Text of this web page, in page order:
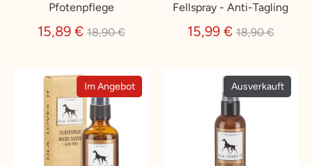
Pfotenpflege
15,89 € Normaler
18,90 €
Fellspray - Anti-Tagling
15,99 €Normaler
18,90 €
Im Angebot Ausverkauft